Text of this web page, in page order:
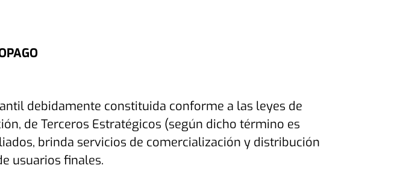
debidamente constituida conforme a las leyes de
de Terceros Estratégicos (según dicho término es
brinda servicios de comercialización y distribución
usuarios finales.